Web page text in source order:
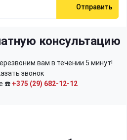
Отправить
консультацию
вам в течении 5 минут!
звонок
☎️ +375 (29) 682-12-12